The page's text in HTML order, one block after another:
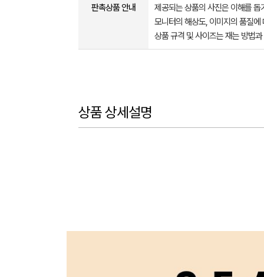
판촉상품 안내
제공되는 상품의 사진은 이해를
모니터의 해상도, 이미지의 품질
상품 규격 및 사이즈는 재는 방법
상품 상세설명